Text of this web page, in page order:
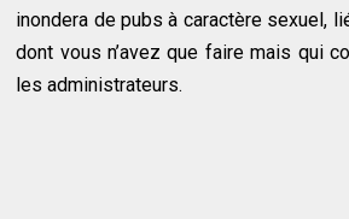
inondera de pubs à caractère sexuel,
dont vous n’avez que faire mais qui
les administrateurs.